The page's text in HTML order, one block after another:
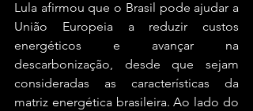
Lula afirmou que o Brasil pode ajudar a
União Europeia a reduzir custos
energéticos e avançar na
descarbonização, desde que sejam
consideradas as características da
matriz energética brasileira. Ao lado do